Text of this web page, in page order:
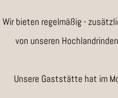
Wir bieten regelmäßig -
von unseren
Unsere Gaststätte hat im